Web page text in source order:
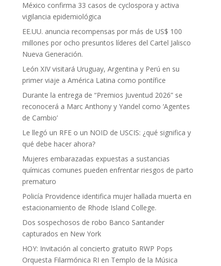
México confirma 33 casos de cyclospora y activa
vigilancia epidemiológica
EE.UU. anuncia recompensas por más de US$ 100
millones por ocho presuntos líderes del Cartel Jalisco
Nueva Generación.
León XIV visitará Uruguay, Argentina y Perú en su
primer viaje a América Latina como pontífice
Durante la entrega de “Premios Juventud 2026” se
reconocerá a Marc Anthony y Yandel como ‘Agentes
de Cambio’
Le llegó un RFE o un NOID de USCIS: ¿qué significa y
qué debe hacer ahora?
Mujeres embarazadas expuestas a sustancias
químicas comunes pueden enfrentar riesgos de parto
prematuro
Policía Providence identifica mujer hallada muerta en
estacionamiento de Rhode Island College.
Dos sospechosos de robo Banco Santander
capturados en New York
HOY: Invitación al concierto gratuito RWP Pops
Orquesta Filarmónica RI en Templo de la Música